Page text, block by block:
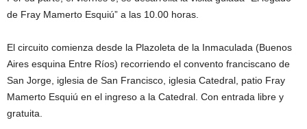
de Fray Mamerto Esquiú” a las 10.00 horas.
El circuito comienza desde la Plazoleta de la Inmaculada (Buenos
Aires esquina Entre Ríos) recorriendo el convento franciscano de
San Jorge, iglesia de San Francisco, iglesia Catedral, patio Fray
Mamerto Esquiú en el ingreso a la Catedral. Con entrada libre y
gratuita.